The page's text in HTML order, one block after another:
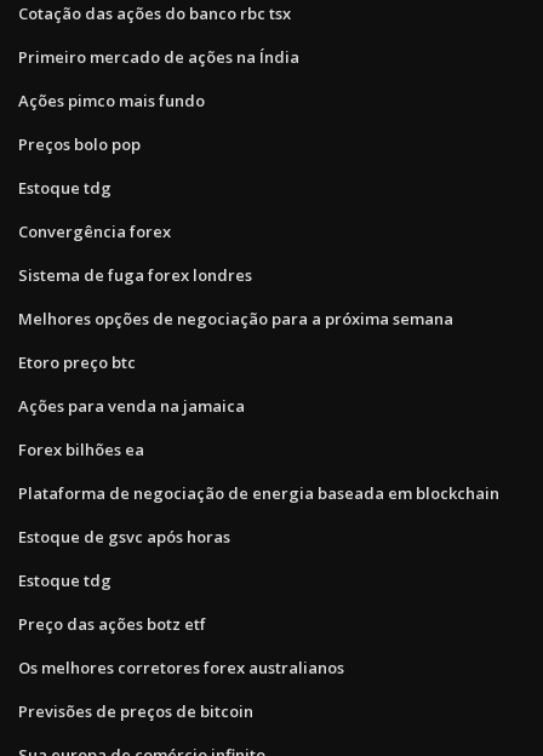
Cotação das ações do banco rbc tsx
Primeiro mercado de ações na Índia
Ações pimco mais fundo
Preços bolo pop
Estoque tdg
Convergência forex
Sistema de fuga forex londres
Melhores opções de negociação para a próxima semana
Etoro preço btc
Ações para venda na jamaica
Forex bilhões ea
Plataforma de negociação de energia baseada em blockchain
Estoque de gsvc após horas
Estoque tdg
Preço das ações botz etf
Os melhores corretores forex australianos
Previsões de preços de bitcoin